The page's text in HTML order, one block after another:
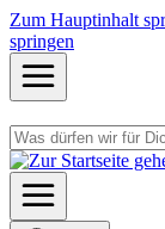
Zum Hauptinhalt
springen